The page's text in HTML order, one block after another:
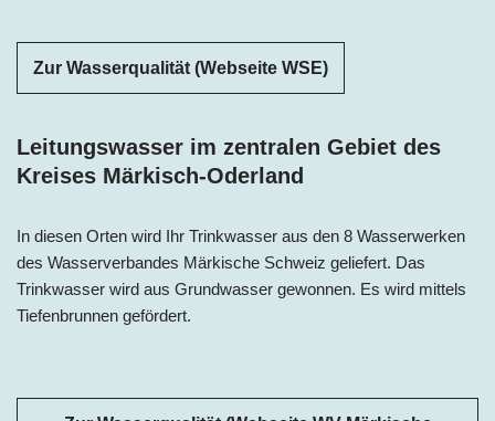
Zur Wasserqualität (Webseite WSE)
Leitungswasser im zentralen Gebiet des
Kreises Märkisch-Oderland
In diesen Orten wird Ihr Trinkwasser aus den 8 Wasserwerken
des Wasserverbandes Märkische Schweiz geliefert. Das
Trinkwasser wird aus Grundwasser gewonnen. Es wird mittels
Tiefenbrunnen gefördert.